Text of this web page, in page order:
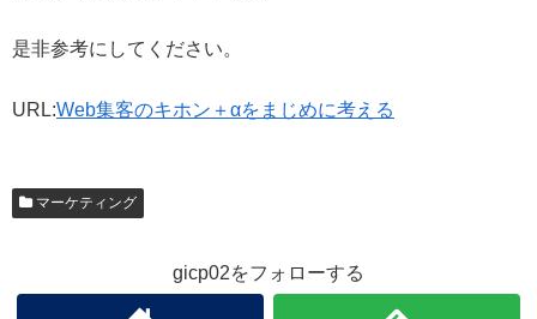
是非参考にしてください。
URL:Web集客のキホン＋αをまじめに考える
マーケティング
gicp02をフォローする